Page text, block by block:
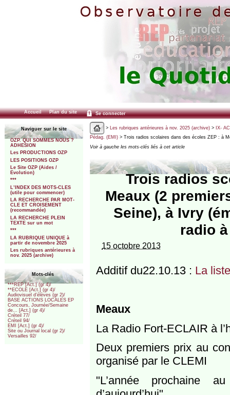
Accueil Plan du site Se connecter
Naviguer sur le site
OZP. QUI SOMMES NOUS ?
ADHESION
Les PRODUCTIONS OZP
LES POSITIONS OZP
Le Site OZP (Aides /
Evolution)
***
L’INDEX DES MOTS-CLES
(utile pour commencer)
LA RECHERCHE PAR MOT-
CLE ET CROISEMENT
(recommandée)
LA RECHERCHE PLEIN
TEXTE sur un mot
***
LA RUBRIQUE UNIQUE à
partir de novembre 2025
Les rubriques antérieures à
nov. 2025 (archive)
Mots-clés
***REP [Act.] (gr 4)/
**ECOLE [Act.] (gr 4)/
Audiovisuel d’élèves (gr 2)/
BASE ACTIONS LOCALES EP
Concours, Journée/Semaine
de... [Act.] (gr 4)/
Créteil 77/
Créteil 94/
EMI [Act.] (gr 4)/
Site ou Journal local (gr 2)/
Versailles 92/
> Les rubriques antérieures à nov. 2025 (archive)> IX-
Pédag. (EMI)> Trois radios scolaires dans des écoles ZEP : à
Voir à gauche les mots-clés liés à cet article
Trois radios
Meaux (2
Seine), à Ivry
radio
15 octobre 2013
Additif du22.10.13 : La
Meaux
La Radio Fort-ECLAIR à
Deux premiers prix au
organisé par le CLEMI
"L’année prochaine